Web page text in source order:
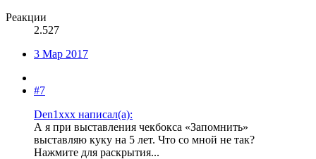
Реакции
2.527
3 Мар 2017
#7
Den1xxx написал(а):
А я при выставления чекбокса «Запомнить»
выставляю куку на 5 лет. Что со мной не так?
Нажмите для раскрытия...